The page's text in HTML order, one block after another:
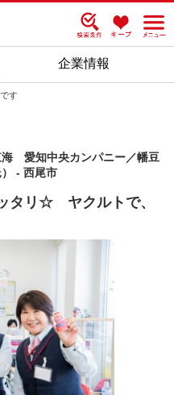
企業情報
す
海 愛知中央カンパニー／幡豆
- 西尾市
タリ☆ ヤクルトで、